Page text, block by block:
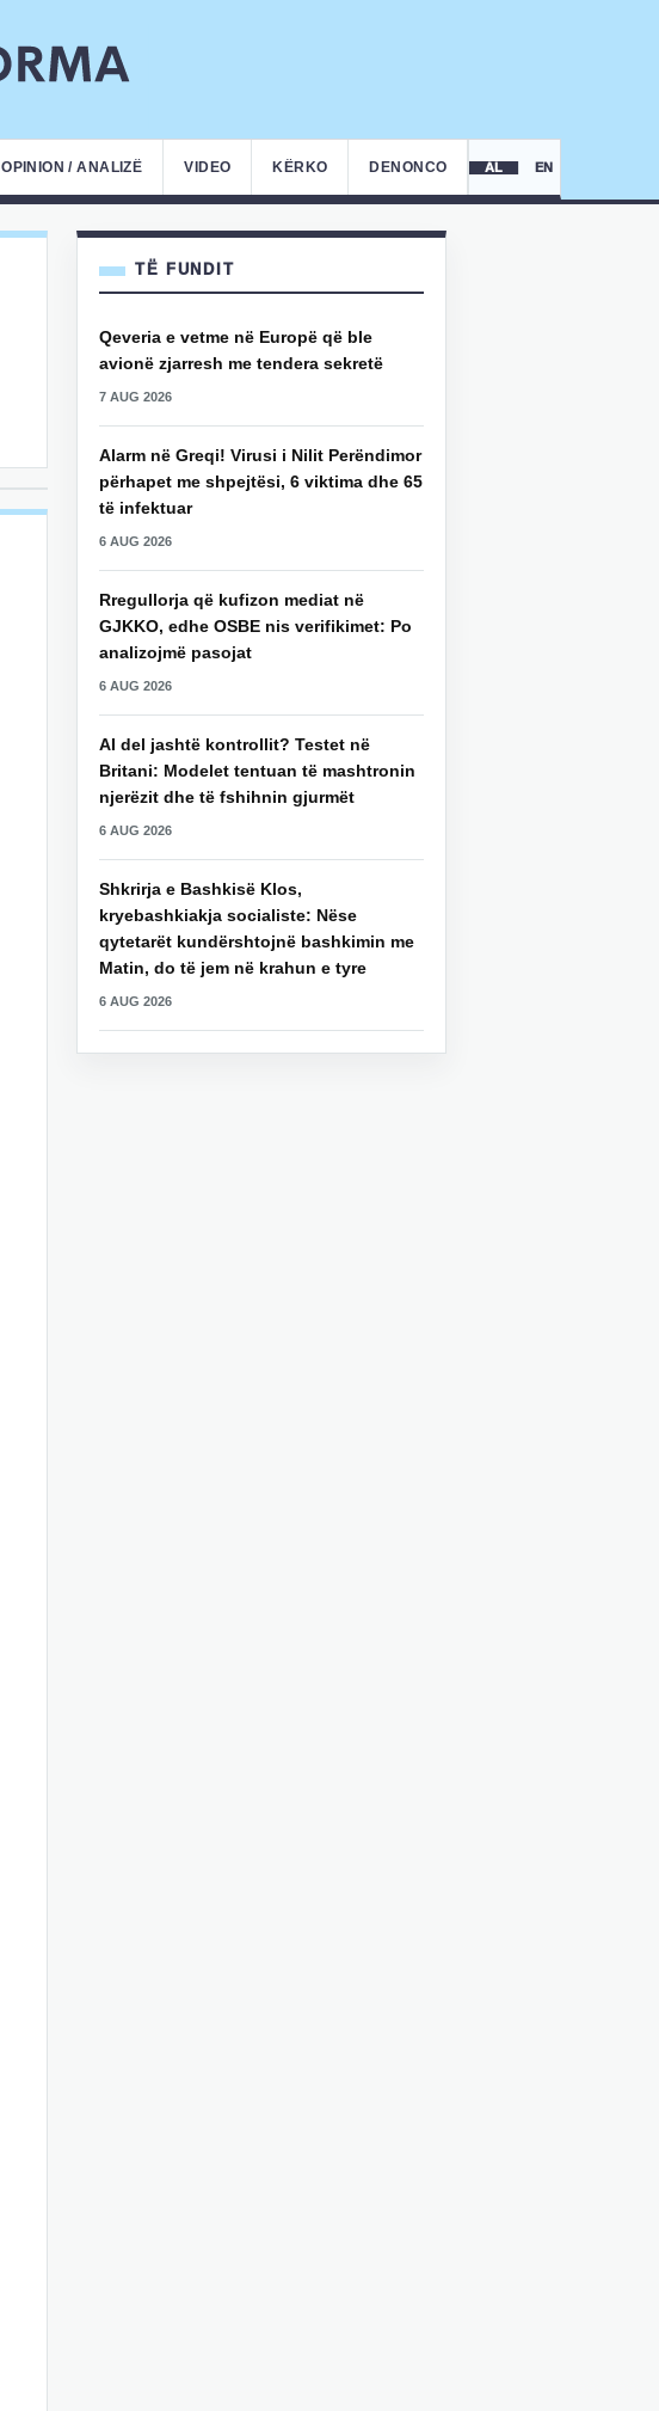
OPINION / ANALIZË VIDEO KËRKO DENONCO AL EN
TË FUNDIT
Qeveria e vetme në Europë që ble
avionë zjarresh me tendera sekretë
7 AUG 2026
Alarm në Greqi! Virusi i Nilit Perëndimor
përhapet me shpejtësi, 6 viktima dhe 65
të infektuar
6 AUG 2026
Rregullorja që kufizon mediat në
GJKKO, edhe OSBE nis verifikimet: Po
analizojmë pasojat
6 AUG 2026
AI del jashtë kontrollit? Testet në
Britani: Modelet tentuan të mashtronin
njerëzit dhe të fshihnin gjurmët
6 AUG 2026
Shkrirja e Bashkisë Klos,
kryebashkiakja socialiste: Nëse
qytetarët kundërshtojnë bashkimin me
Matin, do të jem në krahun e tyre
6 AUG 2026